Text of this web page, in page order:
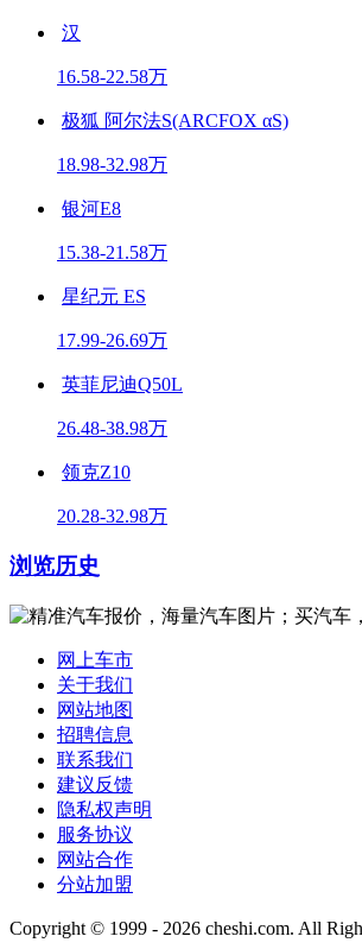
汉
16.58-22.58万
极狐 阿尔法S(ARCFOX αS)
18.98-32.98万
银河E8
15.38-21.58万
星纪元 ES
17.99-26.69万
英菲尼迪Q50L
26.48-38.98万
领克Z10
20.28-32.98万
浏览历史
网上车市
关于我们
网站地图
招聘信息
联系我们
建议反馈
隐私权声明
服务协议
网站合作
分站加盟
Copyright © 1999 - 2026 cheshi.com. All